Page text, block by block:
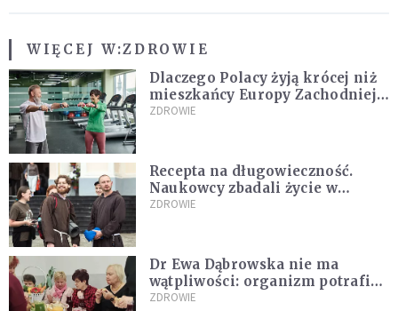
WIĘCEJ W:ZDROWIE
Dlaczego Polacy żyją krócej niż
mieszkańcy Europy Zachodniej?
Ekspertka wskazuje główne
ZDROWIE
Recepta na długowieczność.
Naukowcy zbadali życie w
klasztorach
ZDROWIE
Dr Ewa Dąbrowska nie ma
wątpliwości: organizm potrafi
leczyć się sam
ZDROWIE